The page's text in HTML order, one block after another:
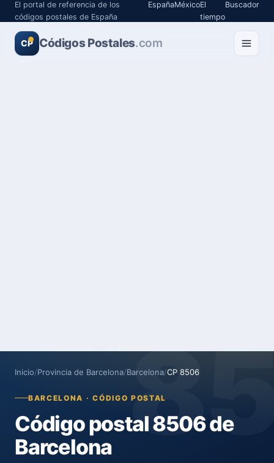
El portal de referencia de los
códigos postales de España
EspañaMéxicoEl
tiempo
Buscador
CP Códigos Postales.com
Inicio/Provincia de Barcelona/Barcelona/CP 8506
BARCELONA · CÓDIGO POSTAL
Código postal 8506 de
Barcelona